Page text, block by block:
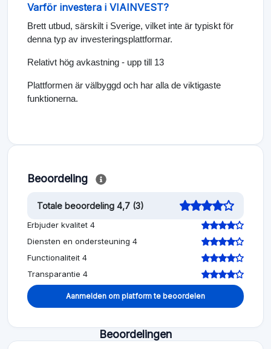
Varför investera i VIAINVEST?
Brett utbud, särskilt i Sverige, vilket inte är typiskt för
denna typ av investeringsplattformar.
Relativt hög avkastning - upp till 13
Plattformen är välbyggd och har alla de viktigaste
funktionerna.
Beoordeling
Totale beoordeling 4,7 (3)
Erbjuder kvalitet 4
Diensten en ondersteuning 4
Functionaliteit 4
Transparantie 4
Aanmelden om platform te beoordelen
Beoordelingen